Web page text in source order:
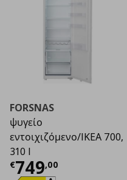
FORSNAS
ψυγείο
εντοιχιζόμενο/IKEA 700,
310 l
€749,00
Τρέχουσα τιμή